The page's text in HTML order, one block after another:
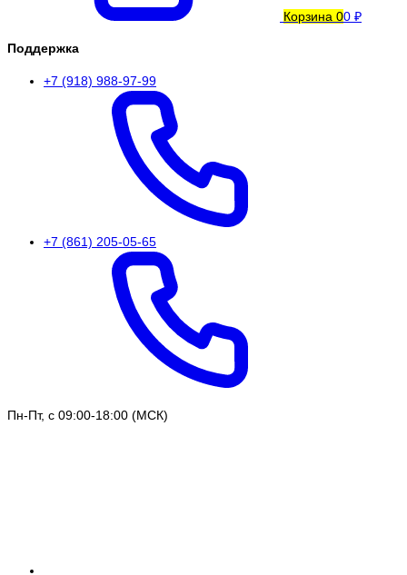
Корзина 00 ₽
Поддержка
+7 (918) 988-97-99
+7 (861) 205-05-65
Пн-Пт, с 09:00-18:00 (МСК)